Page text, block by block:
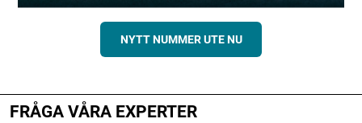
NYTT NUMMER UTE NU
FRÅGA VÅRA EXPERTER